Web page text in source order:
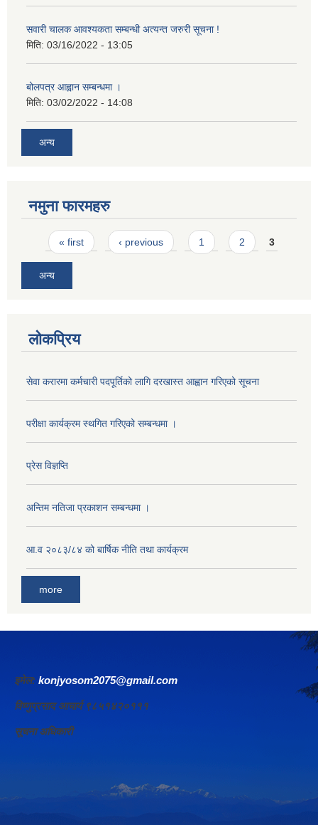
सवारी चालक आवश्यकता सम्बन्धी अत्यन्त जरुरी सूचना !
मिति: 03/16/2022 - 13:05
बोलपत्र आह्वान सम्बन्धमा ।
मिति: 03/02/2022 - 14:08
अन्य
नमुना फारमहरु
Pages
« first ‹ previous 1 2 3
अन्य
लोकप्रिय
सेवा करारमा कर्मचारी पदपूर्तिको लागि दरखास्त आह्वान गरिएको सूचना
परीक्षा कार्यक्रम स्थगित गरिएको सम्बन्धमा ।
प्रेस विज्ञप्ति
अन्तिम नतिजा प्रकाशन सम्बन्धमा ।
आ.व २०८३/८४ को बार्षिक नीति तथा कार्यक्रम
more
इमेल: konjyosom2075@gmail.com
विष्णुप्रसाद आचार्य ९८५१४२०१११
सूचना अधिकारी